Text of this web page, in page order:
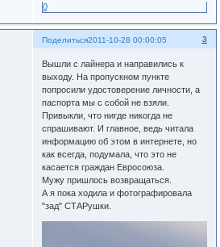
0
Поделиться 3
2011-10-28 00:00:05
Вышли с лайнера и направились к
выходу. На пропускном пункте
попросили удостоверение личности, а
паспорта мы с собой не взяли.
Привыкли, что нигде никогда не
спрашивают. И главное, ведь читала
информацию об этом в интернете, но
как всегда, подумала, что это не
касается граждан Евросоюза.
Мужу пришлось возвращаться.
А я пока ходила и фотографировала
"зад" СТАРушки.